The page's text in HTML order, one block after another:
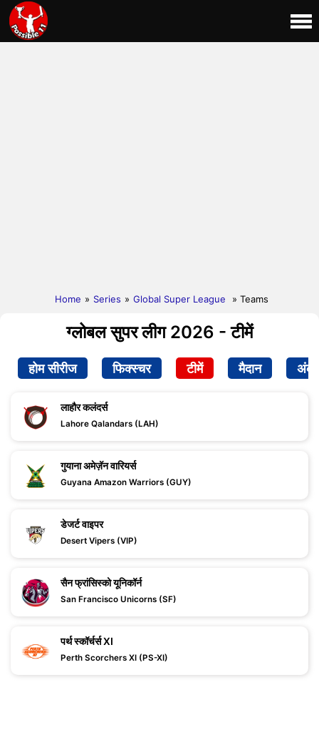
Home » Series » Global Super League » Teams
ग्लोबल सुपर लीग 2026 - टीमें
होम सीरीज फिक्स्चर टीमें मैदान अंक
लाहौर कलंदर्स
Lahore Qalandars (LAH)
गुयाना अमेज़ॅन वारियर्स
Guyana Amazon Warriors (GUY)
डेजर्ट वाइपर
Desert Vipers (VIP)
सैन फ्रांसिस्को यूनिकॉर्न
San Francisco Unicorns (SF)
पर्थ स्कॉर्चर्स XI
Perth Scorchers XI (PS-XI)